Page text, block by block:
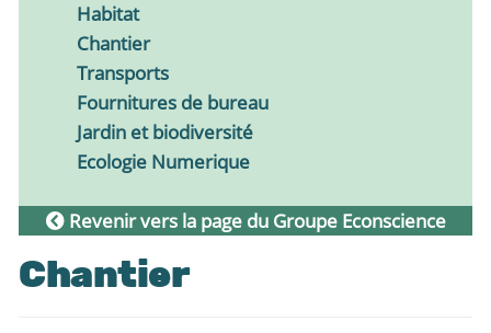
Habitat
Chantier
Transports
Fournitures de bureau
Jardin et biodiversité
Ecologie Numerique
Revenir vers la page du Groupe Econscience
Chantier